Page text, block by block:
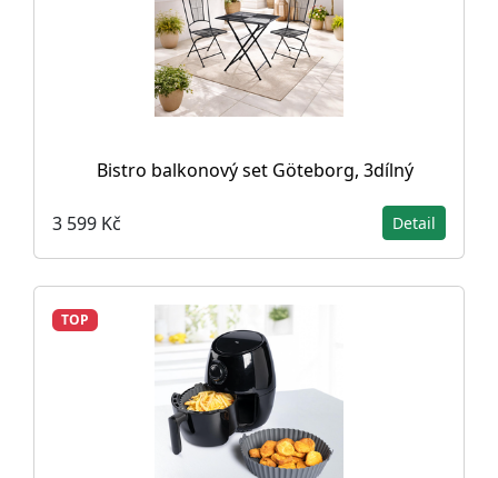
Bistro balkonový set Göteborg, 3dílný
3 599 Kč Detail
TOP